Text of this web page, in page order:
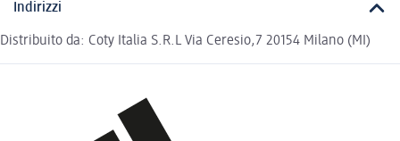
Indirizzi
Distribuito da: Coty Italia S.R.L Via Ceresio,7 20154 Milano (MI)